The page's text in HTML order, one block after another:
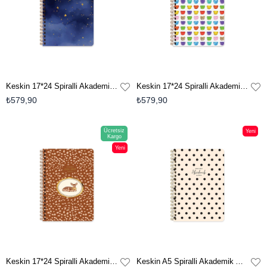
Keskin 17*24 Spiralli Akademik Ajanda - Nova
₺579,90
Keskin 17*24 Spiralli Akademik Ajanda - Teddy
₺579,90
Keskin 17*24 Spiralli Akademik Ajanda - Bambi
Ücretsiz
Kargo
Yeni
Keskin A5 Spiralli Akademik Ajanda - Puantiye
Yeni